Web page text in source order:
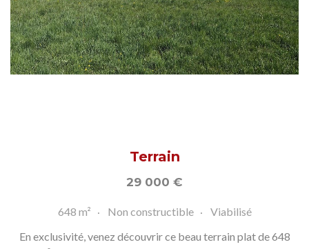
Terrain
29 000 €
648 m² Non constructible
Viabilisé
En exclusivité, venez découvrir ce beau terrain plat de 648